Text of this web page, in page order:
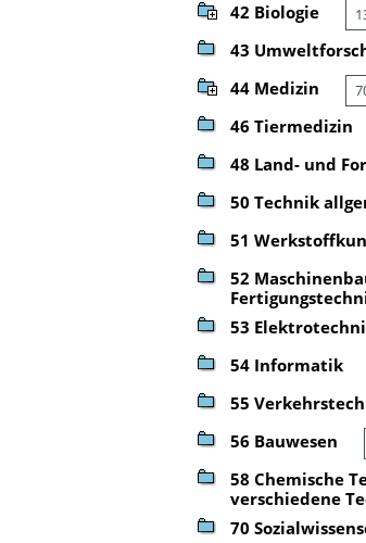
42 Biologie
43
44 Medizin
46 Tiermedizin
48 Land- und
50 Technik
51
52
53
54 Informatik
55
56 Bauwesen
58 Chemische
verschiedene
70